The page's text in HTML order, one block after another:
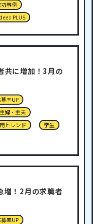
功事例
PLUS
共に増加！3月の
率UP
主婦・主夫
トレンド
学生
増！2月の求職者
率UP